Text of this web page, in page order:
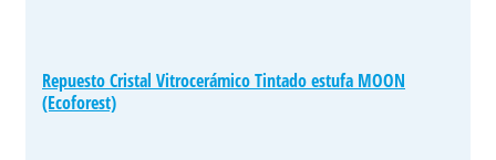
Repuesto Cristal Vitrocerámico Tintado estufa MOON
(Ecoforest)